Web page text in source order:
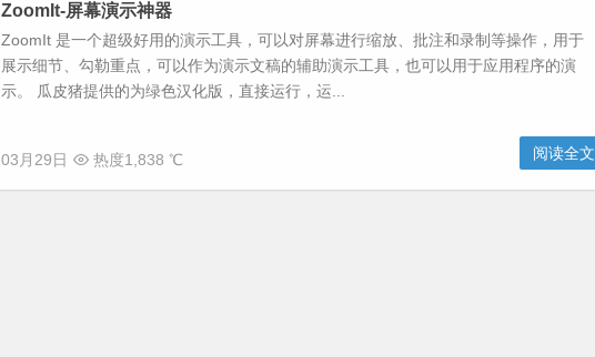
ZoomIt-屏幕演示神器
ZoomIt 是一个超级好用的演示工具，可以对屏幕进行缩放、批注和录制等操作，用于
展示细节、勾勒重点，可以作为演示文稿的辅助演示工具，也可以用于应用程序的演
示。 瓜皮猪提供的为绿色汉化版，直接运行，运...
03月29日 热度1,838 ℃ 阅读全文